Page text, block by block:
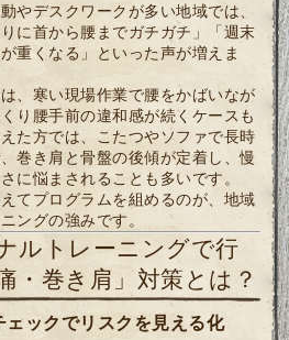
やデスクワークが多い地域では、
に首から腰までガチガチ」「週末
重くなる」といった声が増えま
、寒い現場作業で腰をかばいなが
り腰手前の違和感が続くケースも
た方では、こたつやソファで長時
巻き肩と骨盤の後傾が定着し、慢
に悩まされることも多いです。
てプログラムを組めるのが、地域
ングの強みです。
ルトレーニングで行
・巻き肩」対策とは？
ックでリスクを見える化